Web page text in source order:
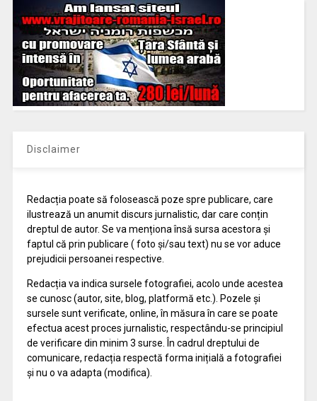
Disclaimer
Redacția poate să folosească poze spre publicare, care
ilustrează un anumit discurs jurnalistic, dar care conțin
dreptul de autor. Se va menționa însă sursa acestora și
faptul că prin publicare ( foto și/sau text) nu se vor aduce
prejudicii persoanei respective.
Redacția va indica sursele fotografiei, acolo unde acestea
se cunosc (autor, site, blog, platformă etc.). Pozele și
sursele sunt verificate, online, în măsura în care se poate
efectua acest proces jurnalistic, respectându-se principiul
de verificare din minim 3 surse. În cadrul dreptului de
comunicare, redacția respectă forma inițială a fotografiei
și nu o va adapta (modifica).